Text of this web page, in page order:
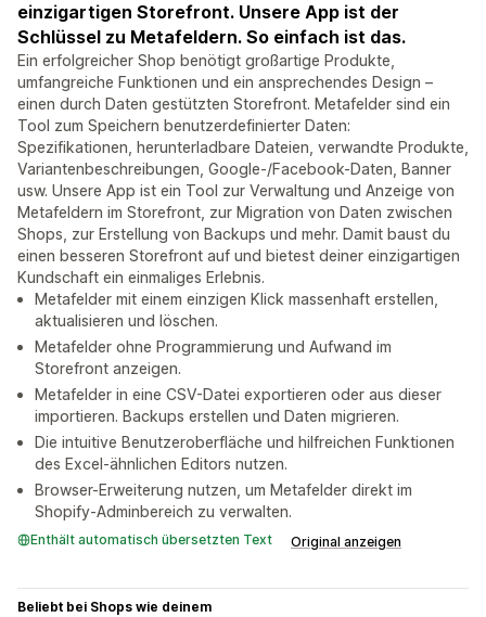
einzigartigen Storefront. Unsere App ist der
Schlüssel zu Metafeldern. So einfach ist das.
Ein erfolgreicher Shop benötigt großartige Produkte,
umfangreiche Funktionen und ein ansprechendes Design –
einen durch Daten gestützten Storefront. Metafelder sind ein
Tool zum Speichern benutzerdefinierter Daten:
Spezifikationen, herunterladbare Dateien, verwandte Produkte,
Variantenbeschreibungen, Google-/Facebook-Daten, Banner
usw. Unsere App ist ein Tool zur Verwaltung und Anzeige von
Metafeldern im Storefront, zur Migration von Daten zwischen
Shops, zur Erstellung von Backups und mehr. Damit baust du
einen besseren Storefront auf und bietest deiner einzigartigen
Kundschaft ein einmaliges Erlebnis.
Metafelder mit einem einzigen Klick massenhaft erstellen,
aktualisieren und löschen.
Metafelder ohne Programmierung und Aufwand im
Storefront anzeigen.
Metafelder in eine CSV-Datei exportieren oder aus dieser
importieren. Backups erstellen und Daten migrieren.
Die intuitive Benutzeroberfläche und hilfreichen Funktionen
des Excel-ähnlichen Editors nutzen.
Browser-Erweiterung nutzen, um Metafelder direkt im
Shopify-Adminbereich zu verwalten.
Enthält automatisch übersetzten Text Original anzeigen
Beliebt bei Shops wie deinem